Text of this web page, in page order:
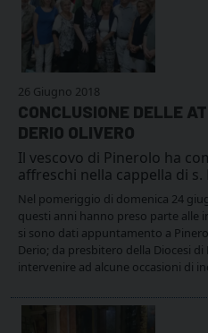
26 Giugno 2018
CONCLUSIONE DELLE
DERIO OLIVERO
Il vescovo di Pinerolo ha
affreschi nella cappella di
Nel pomeriggio di domenica 24
questi anni hanno preso parte alle
si sono dati appuntamento a
Derio; da presbitero della Diocesi
intervenire ad alcune occasioni di